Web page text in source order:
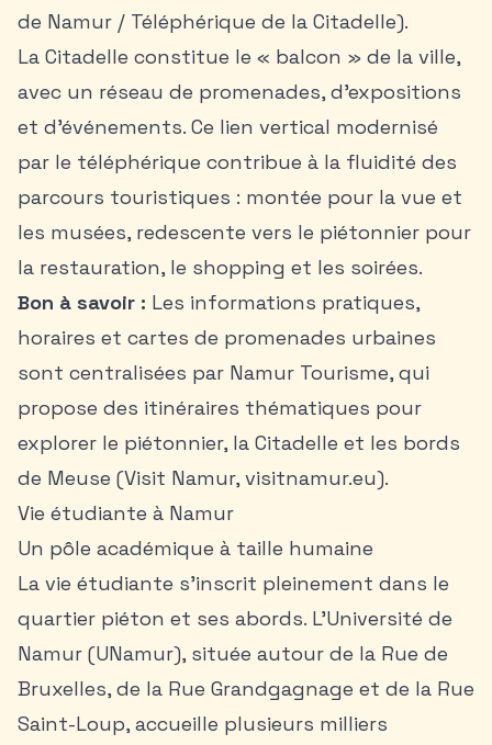
de Namur / Téléphérique de la Citadelle).
La Citadelle constitue le « balcon » de la ville,
avec un réseau de promenades, d’expositions
et d’événements. Ce lien vertical modernisé
par le téléphérique contribue à la fluidité des
parcours touristiques : montée pour la vue et
les musées, redescente vers le piétonnier pour
la restauration, le shopping et les soirées.
Bon à savoir : Les informations pratiques,
horaires et cartes de promenades urbaines
sont centralisées par Namur Tourisme, qui
propose des itinéraires thématiques pour
explorer le piétonnier, la Citadelle et les bords
de Meuse (Visit Namur, visitnamur.eu).
Vie étudiante à Namur
Un pôle académique à taille humaine
La vie étudiante s’inscrit pleinement dans le
quartier piéton et ses abords. L’Université de
Namur (UNamur), située autour de la Rue de
Bruxelles, de la Rue Grandgagnage et de la Rue
Saint-Loup, accueille plusieurs milliers